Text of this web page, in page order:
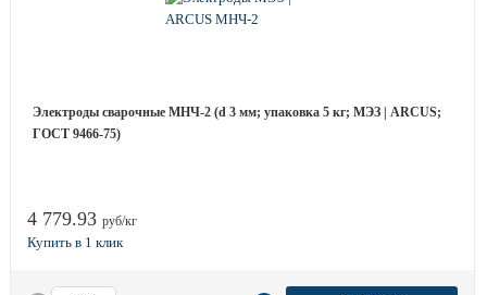
Электроды сварочные МНЧ-2 (d 3 мм; упаковка 5 кг; МЭЗ | ARCUS;
ГОСТ 9466-75)
4 779.93 руб/кг